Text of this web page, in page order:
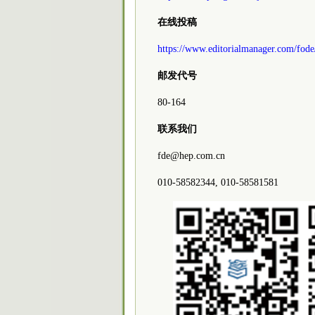
在线投稿
https://www.editorialmanager.com/
邮发代号
80-164
联系我们
fde@hep.com.cn
010-58582344, 010-58581581